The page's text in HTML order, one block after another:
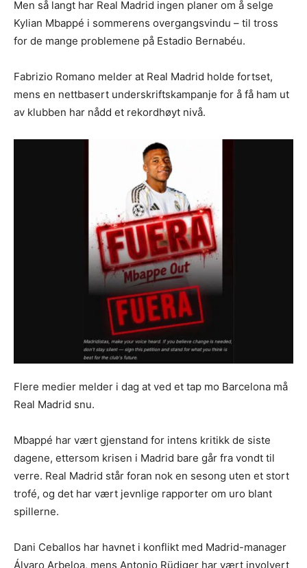
Men så langt har Real Madrid ingen planer om å selge
Kylian Mbappé i sommerens overgangsvindu – til tross
for de mange problemene på Estadio Bernabéu.
Fabrizio Romano melder at Real Madrid holde fortset,
mens en nettbasert underskriftskampanje for å få ham ut
av klubben har nådd et rekordhøyt nivå.
Flere medier melder i dag at ved et tap mo Barcelona må
Real Madrid snu.
Mbappé har vært gjenstand for intens kritikk de siste
dagene, ettersom krisen i Madrid bare går fra vondt til
verre. Real Madrid står foran nok en sesong uten et stort
trofé, og det har vært jevnlige rapporter om uro blant
spillerne.
Dani Ceballos har havnet i konflikt med Madrid-manager
Álvaro Arbeloa, mens Antonio Rüdiger har vært involvert